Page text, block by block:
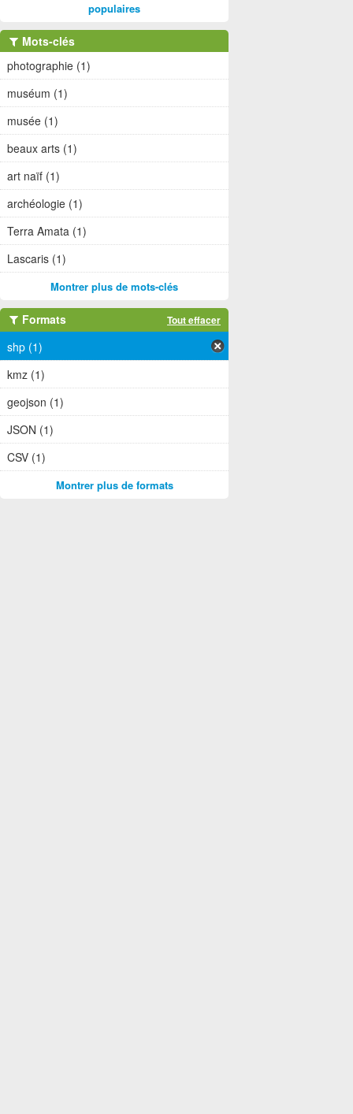
populaires
Mots-clés
photographie (1)
muséum (1)
musée (1)
beaux arts (1)
art naïf (1)
archéologie (1)
Terra Amata (1)
Lascaris (1)
Montrer plus de mots-clés
Formats Tout effacer
shp (1)
kmz (1)
geojson (1)
JSON (1)
CSV (1)
Montrer plus de formats